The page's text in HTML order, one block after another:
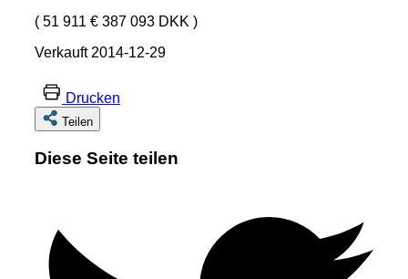
( 51 911 € 387 093 DKK )
Verkauft 2014-12-29
Drucken
Teilen
Diese Seite teilen